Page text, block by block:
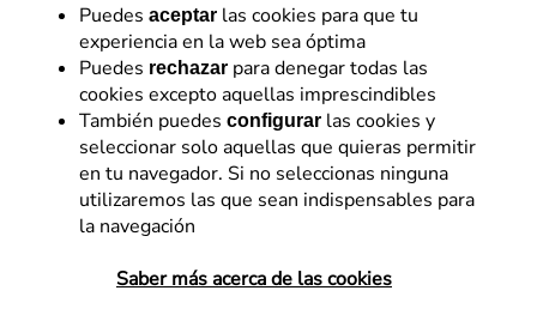
Puedes aceptar las cookies para que tu
experiencia en la web sea óptima
Puedes rechazar para denegar todas las
cookies excepto aquellas imprescindibles
También puedes configurar las cookies y
seleccionar solo aquellas que quieras permitir
en tu navegador. Si no seleccionas ninguna
utilizaremos las que sean indispensables para
la navegación
Saber más acerca de las cookies
22 de mayo de 2020